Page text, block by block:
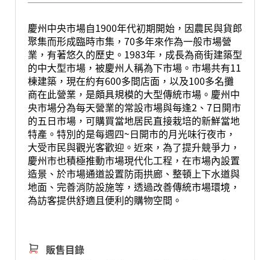
慶州中央市場自1900年代初期開始，因農民與貨郎
聚集而形成臨時市集，70多年來作為一般市場營
業，有著悠久的歷史。1983年，成長為商街建築型
的中大型市場，被慶州人稱為下市場。市場共有11
棟建築，現在約有600多間店面，以及100多名攤
商在此營業，是頗具規模的大型傳統市場。慶州中
央市場分為每天營業的常設市場與每逢2、7日開市
的五日市場，可購買當地居民直接栽培的新鮮當地
特產。特別的是每週四~日開市的月光味行夜市，
大受市民與觀光客歡迎。近來，為了提升競爭力，
慶州市也積極推動市場現代化工程，在市場內設置
造景、於市場通道設置防雨拱廊、整頓上下水道與
地面、完善消防設施等，透過改善傳統市場環境，
為訪客提供舒適且便利的購物空間。
販售目錄